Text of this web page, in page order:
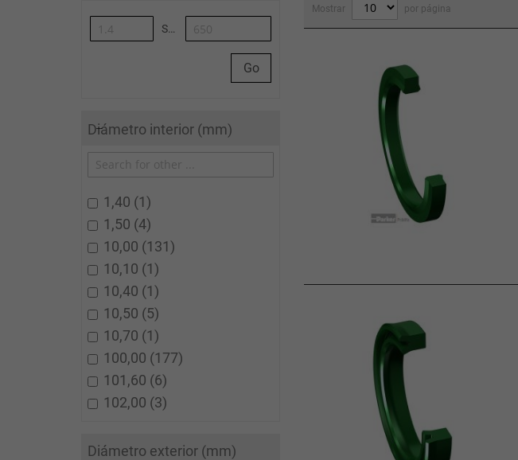
Synoa_AlgoliaArticleList-to
Go
Diámetro interior (mm)
1,40 1
1,50 4
10,00 131
10,10 1
10,40 1
10,50
5
10,70 1
100,00 177
101,60 6
102,00 3
Diámetro exterior (mm)
Mostrar por página